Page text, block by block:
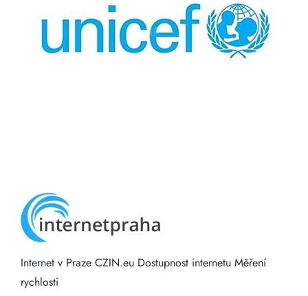
Internet v Praze CZIN.eu Dostupnost internetu Měření
rychlosti